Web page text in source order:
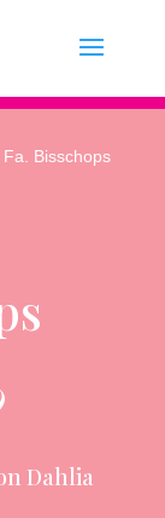
Fa. Bisschops
Dahlia